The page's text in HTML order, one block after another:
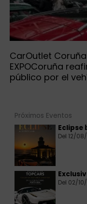
CarOutlet
EXPOCoruña
público por el
Próximos Eventos
Eclipse
Del 12/
Del 02/